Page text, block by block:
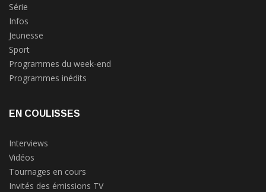
Série
Infos
Jeunesse
Sport
Programmes du week-end
Programmes inédits
EN COULISSES
Interviews
Vidéos
Tournages en cours
Invités des émissions TV